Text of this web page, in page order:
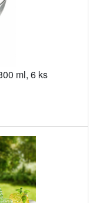
ml, 6 ks